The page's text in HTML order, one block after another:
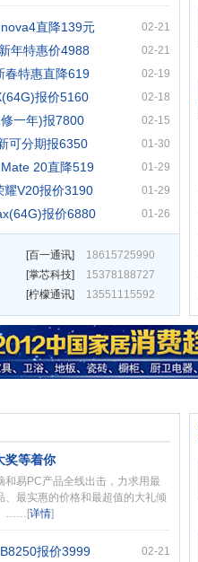
直降139元 02-21
年特惠价4988 02-21
春特惠直降619 02-19
报价5160 02-18
一年)报7800 02-15
可分期报6350 01-30
20直降519 01-29
耀V20报价3190 01-29
报价6880 01-26
[百一通讯]
18615725990
[掌芯科技]
15378188727
[柠檬通讯] 13551115592
奖等着你
和易PC产品全线出击，力求用最
、最实惠的价格和最超值的大礼倾
……[详情]
报价3999 02-21